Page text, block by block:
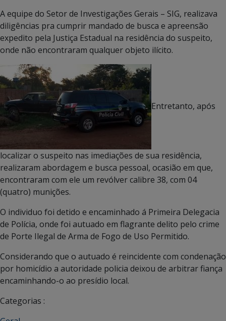
A equipe do Setor de Investigações Gerais – SIG, realizava
diligências pra cumprir mandado de busca e apreensão
expedito pela Justiça Estadual na residência do suspeito,
onde não encontraram qualquer objeto ilícito.
Entretanto, após
localizar o suspeito nas imediações de sua residência,
realizaram abordagem e busca pessoal, ocasião em que,
encontraram com ele um revólver calibre 38, com 04
(quatro) munições.
O individuo foi detido e encaminhado á Primeira Delegacia
de Polícia, onde foi autuado em flagrante delito pelo crime
de Porte Ilegal de Arma de Fogo de Uso Permitido.
Considerando que o autuado é reincidente com condenação
por homicídio a autoridade policia deixou de arbitrar fiança
encaminhando-o ao presídio local.
Categorias :